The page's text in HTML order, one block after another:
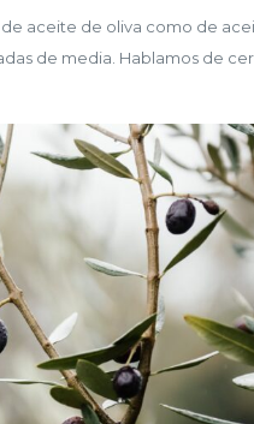
aceite de oliva como de
de media. Hablamos de